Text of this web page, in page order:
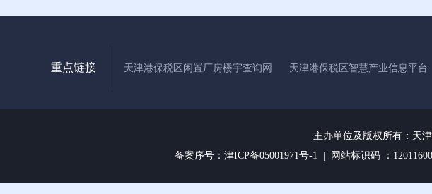
重点链接 天津港保税区闲置厂房楼宇查询网 天津港保税区智慧产业信息平台
主办单位及版权所有： 天
备案序号：津ICP备05001971号-1 | 网站标识码 ：